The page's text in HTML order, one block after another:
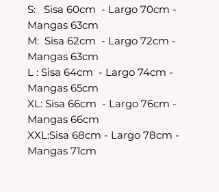
S: Sisa 60cm - Largo 70cm -
Mangas 63cm
M: Sisa 62cm - Largo 72cm -
Mangas 63cm
L : Sisa 64cm - Largo 74cm -
Mangas 65cm
XL: Sisa 66cm - Largo 76cm -
Mangas 66cm
XXL:Sisa 68cm - Largo 78cm -
Mangas 71cm